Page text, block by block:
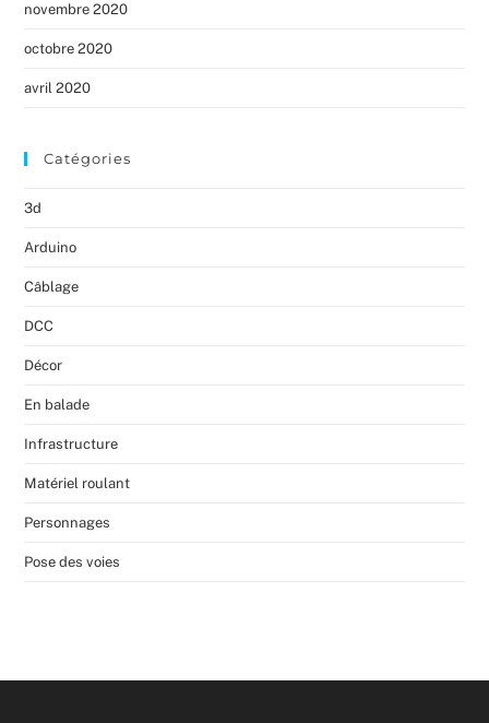
novembre 2020
octobre 2020
avril 2020
Catégories
3d
Arduino
Câblage
DCC
Décor
En balade
Infrastructure
Matériel roulant
Personnages
Pose des voies